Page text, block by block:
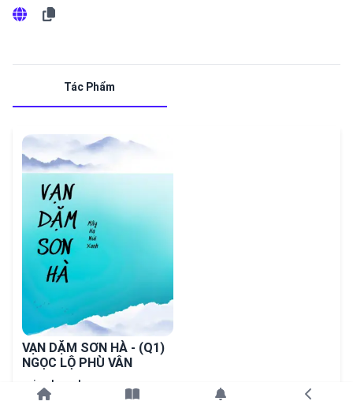
Tác Phẩm
VẠN DẶM SƠN HÀ - (Q1)
NGỌC LỘ PHÙ VÂN
nuixanh mayha